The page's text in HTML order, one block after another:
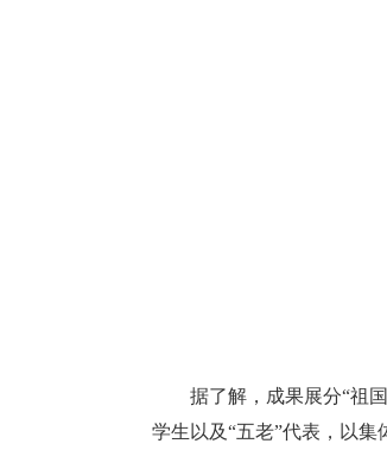
据了解，成果展分“祖
学生以及“五老”代表，以集